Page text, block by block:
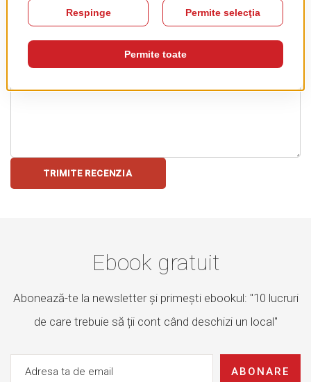
REZUMAT RECENZIE
TRIMITE RECENZIA
Ebook gratuit
Abonează-te la newsletter și primești ebookul: "10 lucruri
de care trebuie să ții cont când deschizi un local"
ABONARE